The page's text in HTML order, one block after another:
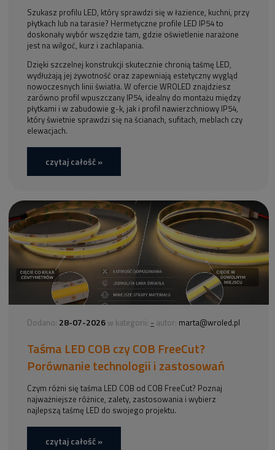
Szukasz profilu LED, który sprawdzi się w łazience, kuchni, przy
płytkach lub na tarasie? Hermetyczne profile LED IP54 to
doskonały wybór wszędzie tam, gdzie oświetlenie narażone
jest na wilgoć, kurz i zachlapania.
Dzięki szczelnej konstrukcji skutecznie chronią taśmę LED,
wydłużają jej żywotność oraz zapewniają estetyczny wygląd
nowoczesnych linii światła. W ofercie WROLED znajdziesz
zarówno profil wpuszczany IP54, idealny do montażu między
płytkami i w zabudowie g-k, jak i profil nawierzchniowy IP54,
który świetnie sprawdzi się na ścianach, sufitach, meblach czy
elewacjach.
czytaj całość »
Dodano: 28-07-2026 w kategorii: - autor: marta@wroled.pl
Taśma LED COB czy COB FreeCut?
Porównanie technologii i zastosowań
Czym różni się taśma LED COB od COB FreeCut? Poznaj
najważniejsze różnice, zalety, zastosowania i wybierz
najlepszą taśmę LED do swojego projektu.
czytaj całość »